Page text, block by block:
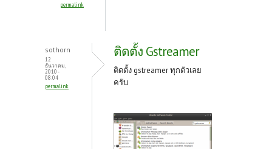
permalink
sothorn
12
ธันวาคม,
2010 -
08:04
permalink
ติดตั้ง Gstreamer
ติดตั้ง gstreamer ทุกตัวเลย
ครับ